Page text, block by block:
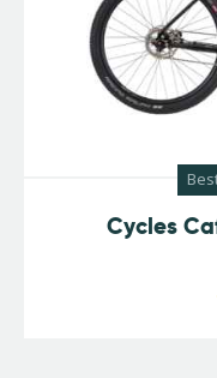
Cycles